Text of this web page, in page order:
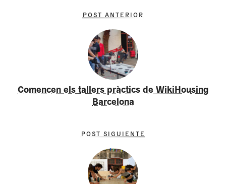
POST ANTERIOR
Comencen els tallers pràctics de WikiHousing
Barcelona
POST SIGUIENTE